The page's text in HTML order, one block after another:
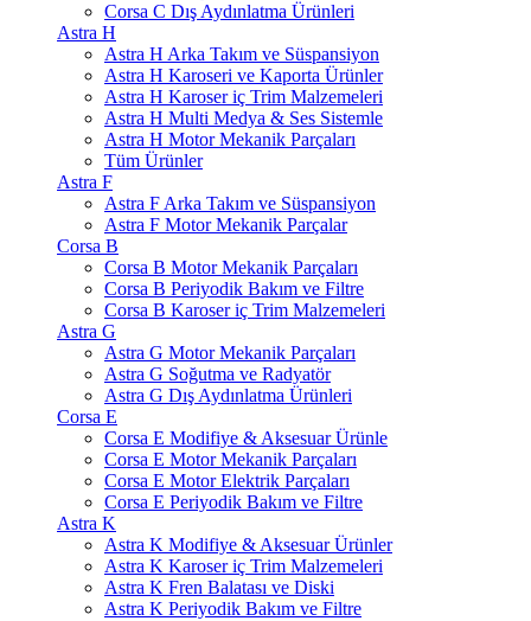
Corsa C Dış Aydınlatma Ürünleri
Astra H
Astra H Arka Takım ve Süspansiyon
Astra H Karoseri ve Kaporta Ürünler
Astra H Karoser iç Trim Malzemeleri
Astra H Multi Medya & Ses Sistemle
Astra H Motor Mekanik Parçaları
Tüm Ürünler
Astra F
Astra F Arka Takım ve Süspansiyon
Astra F Motor Mekanik Parçalar
Corsa B
Corsa B Motor Mekanik Parçaları
Corsa B Periyodik Bakım ve Filtre
Corsa B Karoser iç Trim Malzemeleri
Astra G
Astra G Motor Mekanik Parçaları
Astra G Soğutma ve Radyatör
Astra G Dış Aydınlatma Ürünleri
Corsa E
Corsa E Modifiye & Aksesuar Ürünle
Corsa E Motor Mekanik Parçaları
Corsa E Motor Elektrik Parçaları
Corsa E Periyodik Bakım ve Filtre
Astra K
Astra K Modifiye & Aksesuar Ürünler
Astra K Karoser iç Trim Malzemeleri
Astra K Fren Balatası ve Diski
Astra K Periyodik Bakım ve Filtre